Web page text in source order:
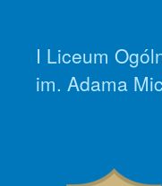
I Liceum
im. Adama